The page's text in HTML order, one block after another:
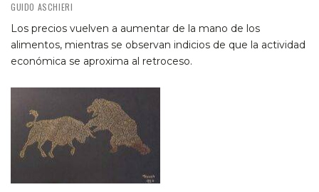
GUIDO ASCHIERI
Los precios vuelven a aumentar de la mano de los
alimentos, mientras se observan indicios de que la actividad
económica se aproxima al retroceso.